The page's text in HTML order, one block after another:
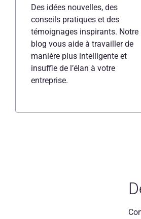
Des idées nouvelles, des
conseils pratiques et des
témoignages inspirants. Notre
blog vous aide à travailler de
manière plus intelligente et
insuffle de l’élan à votre
entreprise.